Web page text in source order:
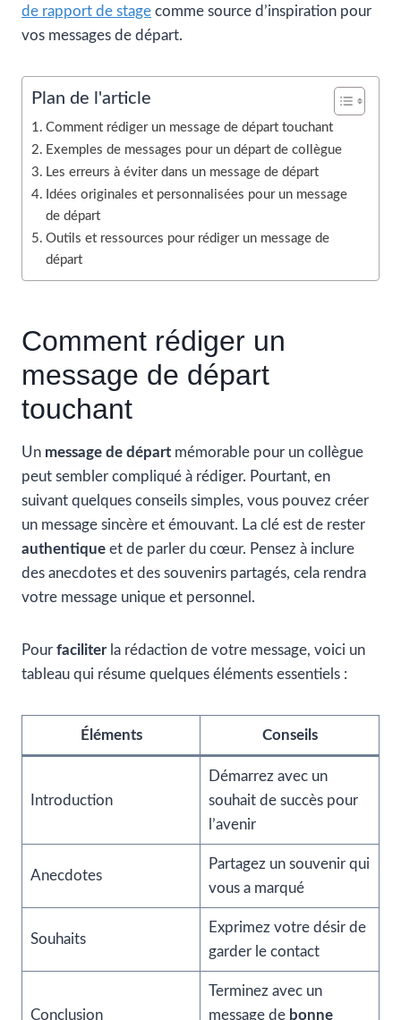
de rapport de stage comme source d’inspiration pour
vos messages de départ.
Plan de l'article
Comment rédiger un message de départ touchant
Exemples de messages pour un départ de collègue
Les erreurs à éviter dans un message de départ
Idées originales et personnalisées pour un message
de départ
Outils et ressources pour rédiger un message de
départ
Comment rédiger un
message de départ
touchant
Un message de départ mémorable pour un collègue
peut sembler compliqué à rédiger. Pourtant, en
suivant quelques conseils simples, vous pouvez créer
un message sincère et émouvant. La clé est de rester
authentique et de parler du cœur. Pensez à inclure
des anecdotes et des souvenirs partagés, cela rendra
votre message unique et personnel.
Pour faciliterla rédaction de votre message, voici un
tableau qui résume quelques éléments essentiels :
Éléments Conseils
Introduction
Démarrez avec un
souhait de succès pour
l’avenir
Anecdotes
Partagez un souvenir qui
vous a marqué
Souhaits
Exprimez votre désir de
garder le contact
Conclusion
Terminez avec un
message de bonne